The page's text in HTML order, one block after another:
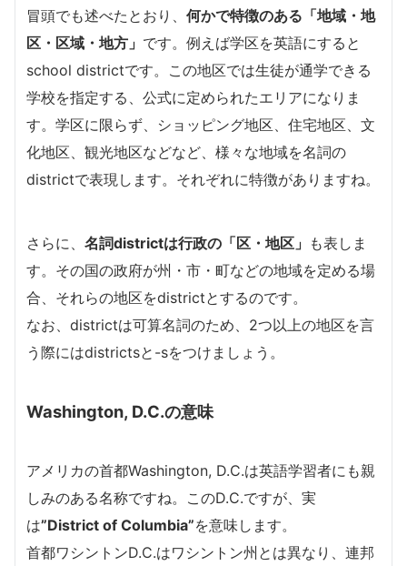
冒頭でも述べたとおり、 何かで特徴のある「地域・地
区・区域・地方」 です。例えば学区を英語にすると
school districtです。この地区では生徒が通学できる
学校を指定する、公式に定められたエリアになりま
す。学区に限らず、ショッピング地区、住宅地区、文
化地区、観光地区などなど、様々な地域を名詞の
districtで表現します。それぞれに特徴がありますね。
さらに、 名詞districtは行政の「区・地区」 も表しま
す。その国の政府が州・市・町などの地域を定める場
合、それらの地区をdistrictとするのです。
なお、districtは可算名詞のため、2つ以上の地区を言
う際にはdistrictsと-sをつけましょう。
Washington, D.C.の意味
アメリカの首都Washington, D.C.は英語学習者にも親
しみのある名称ですね。このD.C.ですが、実
は”District of Columbia”を意味します。
首都ワシントンD.C.はワシントン州とは異なり、連邦